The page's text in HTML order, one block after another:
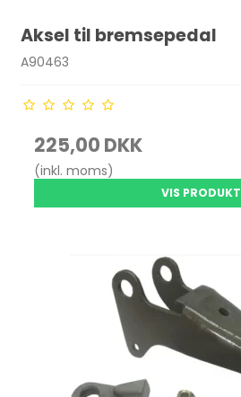
Aksel til bremsepedal
A90463
225,00 DKK
(inkl. moms)
VIS PRODUKT